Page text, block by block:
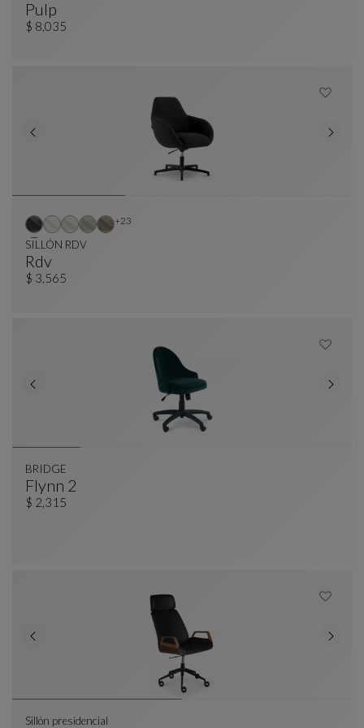
Pulp
Sillón De Oficina
Ver Descripción Completa
$ 8,035
Rdv
SILLÓN RDV
Ver Descripción Completa
SILLÓN RDV
$ 3,565
+23Otros colores : 23 colores disponibles
Flynn 2
BRIDGE
Ver Descripción Completa
BRIDGE
$ 2,315
Sillón presidencial